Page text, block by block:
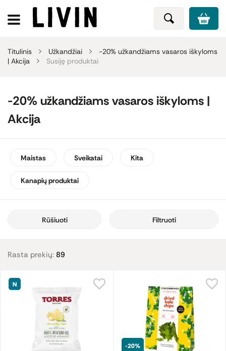
Titulinis Užkandžiai
-20% užkandžiams vasaros iškyloms
| Akcija
Susiję produktai
-20% užkandžiams vasaros iškyloms |
Akcija
Maistas Sveikatai Kita
Kanapių produktai
Rūšiuoti Filtruoti
Rasta prekių: 89
N
-20%